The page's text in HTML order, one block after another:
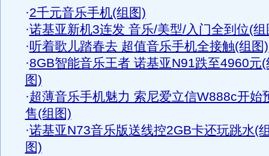
·2千元音乐手机(组图)
·诺基亚新机3连发 音乐/美型/入门全到位(组
·听着歌儿踏春去 超值音乐手机全接触(组图)
·8GB智能音乐王者 诺基亚N91跌至4960元(
图)
·超薄音乐手机魅力 索尼爱立信W888c开始
售(组图)
·诺基亚N73音乐版送线控2GB卡还玩跳水(
图)